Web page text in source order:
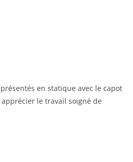
en statique avec le capot
le travail soigné de